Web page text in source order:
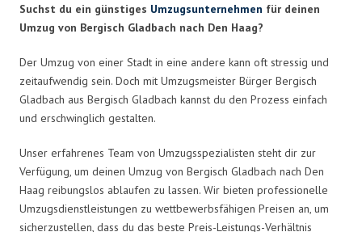
Suchst du ein günstiges Umzugsunternehmen für deinen
Umzug von Bergisch Gladbach nach Den Haag?
Der Umzug von einer Stadt in eine andere kann oft stressig und
zeitaufwendig sein. Doch mit Umzugsmeister Bürger Bergisch
Gladbach aus Bergisch Gladbach kannst du den Prozess einfach
und erschwinglich gestalten.
Unser erfahrenes Team von Umzugsspezialisten steht dir zur
Verfügung, um deinen Umzug von Bergisch Gladbach nach Den
Haag reibungslos ablaufen zu lassen. Wir bieten professionelle
Umzugsdienstleistungen zu wettbewerbsfähigen Preisen an, um
sicherzustellen, dass du das beste Preis-Leistungs-Verhältnis